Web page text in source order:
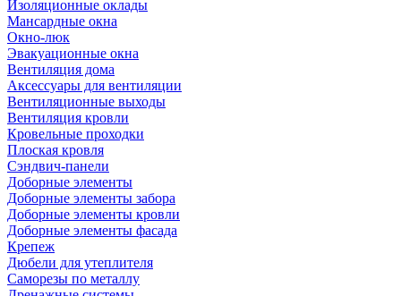
Изоляционные оклады
Мансардные окна
Окно-люк
Эвакуационные окна
Вентиляция дома
Аксессуары для вентиляции
Вентиляционные выходы
Вентиляция кровли
Кровельные проходки
Плоская кровля
Сэндвич-панели
Доборные элементы
Доборные элементы забора
Доборные элементы кровли
Доборные элементы фасада
Крепеж
Дюбели для утеплителя
Саморезы по металлу